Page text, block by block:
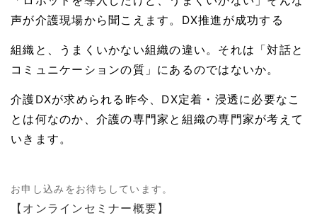
声が介護現場から聞こえます。DX推進が成功する
組織と、うまくいかない組織の違い。それは「対話と
コミュニケーションの質」にあるのではないか。
介護DXが求められる昨今、DX定着・浸透に必要なこ
とは何なのか、介護の専門家と組織の専門家が考えて
いきます。
お申し込みをお待ちしています。
【オンラインセミナー概要】